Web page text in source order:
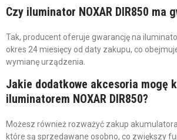
Czy iluminator NOXAR DIR850 ma
Tak, producent oferuje gwarancję na
okres 24 miesięcy od daty zakupu, co
wymianę urządzenia.
Jakie dodatkowe akcesoria mogę
iluminatorem NOXAR DIR850?
Możesz również rozważyć zakup
które są sprzedawane osobno, co zwiększy